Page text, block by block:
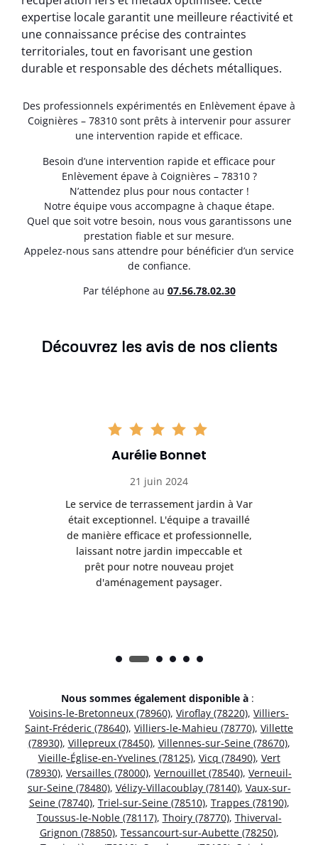
expertise locale garantit une meilleure réactivité et
une connaissance précise des contraintes
territoriales, tout en favorisant une gestion
durable et responsable des déchets métalliques.
Des professionnels expérimentés en Enlèvement épave à
Coignières – 78310 sont prêts à intervenir pour assurer
une intervention rapide et efficace.
Besoin d’une intervention rapide et efficace pour
Enlèvement épave à Coignières – 78310 ?
N’attendez plus pour nous contacter !
Notre équipe vous accompagne à chaque étape.
Quel que soit votre besoin, nous vous garantissons une
prestation fiable et sur mesure.
Appelez-nous sans attendre pour bénéficier d’un service
de confiance.
Par téléphone au 07.56.78.02.30
Découvrez les avis de nos clients
Aurélie Bonnet
21 juin 2024
Le service de terrassement jardin à Var
était exceptionnel. L'équipe a travaillé
de manière efficace et professionnelle,
laissant notre jardin impeccable et
prêt pour notre nouveau projet
d'aménagement paysager.
Nous sommes également disponible à :
Voisins-le-Bretonneux (78960), Viroflay (78220), Villiers-
Saint-Fréderic (78640), Villiers-le-Mahieu (78770), Villette
(78930), Villepreux (78450), Villennes-sur-Seine (78670),
Vieille-Église-en-Yvelines (78125), Vicq (78490), Vert
(78930), Versailles (78000), Vernouillet (78540), Verneuil-
sur-Seine (78480), Vélizy-Villacoublay (78140), Vaux-sur-
Seine (78740), Triel-sur-Seine (78510), Trappes (78190),
Toussus-le-Noble (78117), Thoiry (78770), Thiverval-
Grignon (78850), Tessancourt-sur-Aubette (78250),